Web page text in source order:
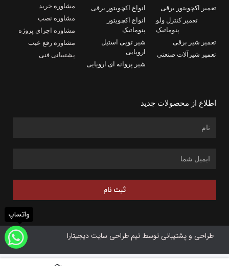
تعمیر اکچویتور برقی
تعمیر کنترل ولو
پنوماتیک
تعمیر شیر برقی
تعمیر شیرآلات صنعتی
انواع اکچویتور برقی
انواع اکچویتور
پنوماتیک
شیر توپی استیل
اروپایی
شیر پروانه ای اروپایی
مشاوره خرید
مشاوره نصب
مشاوره اجرای پروژه
مشاوره رفع عیب
پشتیبانی فنی
اطلاع از محصولات جدید
ثبت نام
طراحی و پشتیبانی توسط تیم طراحی سایت دیجیتارا
واتساپ